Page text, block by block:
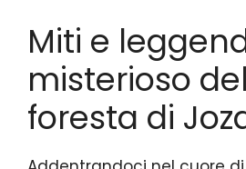
Miti e
misterioso
foresta di